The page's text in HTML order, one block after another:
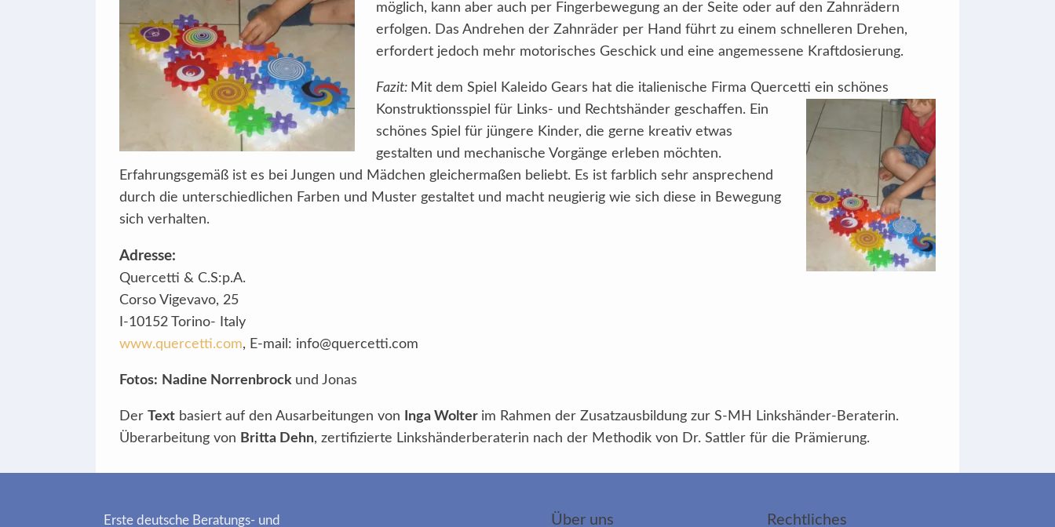
möglich, kann aber auch per Fingerbewegung an der Seite oder auf den Zahnrädern
erfolgen. Das Andrehen der Zahnräder per Hand führt zu einem schnelleren Drehen,
erfordert jedoch mehr motorisches Geschick und eine angemessene Kraftdosierung.
Fazit: Mit dem Spiel Kaleido Gears hat die italienische Firma Quercetti ein schönes
Konstruktionsspiel für Links- und Rechtshänder geschaffen. Ein
schönes Spiel für jüngere Kinder, die gerne kreativ etwas
gestalten und mechanische Vorgänge erleben möchten.
Erfahrungsgemäß ist es bei Jungen und Mädchen gleichermaßen beliebt. Es ist farblich sehr ansprechend
durch die unterschiedlichen Farben und Muster gestaltet und macht neugierig wie sich diese in Bewegung
sich verhalten.
Adresse:
Quercetti & C.S:p.A.
Corso Vigevavo, 25
I-10152 Torino- Italy
www.quercetti.com, E-mail: info@quercetti.com
Fotos: Nadine Norrenbrock und Jonas
Der Text basiert auf den Ausarbeitungen von Inga Wolter im Rahmen der Zusatzausbildung zur S-MH Linkshänder-Beraterin.
Überarbeitung von Britta Dehn, zertifizierte Linkshänderberaterin nach der Methodik von Dr. Sattler für die Prämierung.
Erste deutsche Beratungs- und Über uns Rechtliches